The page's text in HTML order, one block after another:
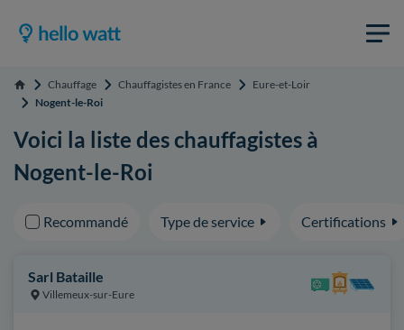
Accueil Chauffage Chauffagistes en France
Eure-et-Loir
Nogent-le-Roi
Voici la liste des chauffagistes à
Nogent-le-Roi
Recommandé Type de service Certifications
Sarl Bataille
Villemeux-sur-Eure